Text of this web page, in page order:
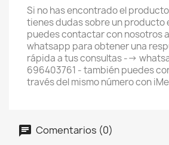
Si no has encontrado el
tienes dudas sobre un producto
puedes contactar con nosotros
whatsapp para obtener una
rápida a tus consultas -->
696403761 - también puedes
través del mismo número con
Comentarios (0)